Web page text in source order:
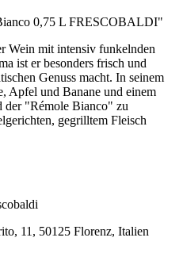
0,75 L FRESCOBALDI"
Wein mit intensiv funkelnden
ist er besonders frisch und
Genuss macht. In seinem
Apfel und Banane und einem
der "Rémole Bianco" zu
gegrilltem Fleisch
11, 50125 Florenz, Italien